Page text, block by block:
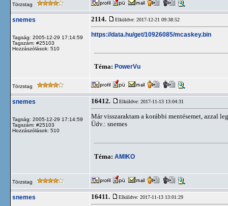
Törzstag
snemes
Tagság: 2005-12-29 17:14:59
Tagszám: #25103
Hozzászólások: 510
2114. Elküldve: 2017-12-21 09:38:52
https://data.hu/get/10926085/mcaskey.bin
Téma: PowerVu
Törzstag
snemes
Tagság: 2005-12-29 17:14:59
Tagszám: #25103
Hozzászólások: 510
16412. Elküldve: 2017-11-13 13:04:31
Már visszaraktam a korábbi mentésemet, azzal
Üdv.: snemes
Téma: AMIKO
Törzstag
snemes 16411. Elküldve: 2017-11-13 13:01:29